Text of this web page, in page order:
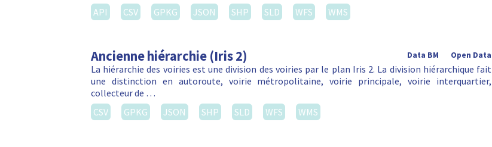
API
CSV GPKG JSON SHP SLD WFS WMS
Ancienne hiérarchie (Iris 2) Open Data
Data BM
La hiérarchie des voiries est une division des voiries par le plan Iris 2. La division hiérarchique fait
une distinction en autoroute, voirie métropolitaine, voirie principale, voirie interquartier,
collecteur de …
CSV
GPKG JSON SHP SLD WFS WMS